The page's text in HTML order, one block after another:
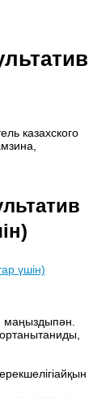
казахского
үшін)
маңыздыпән.